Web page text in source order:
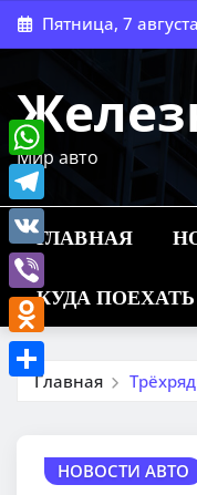
Перейти
к
Пятница, 7
Мир авто
ГЛАВНАЯ
КУДА ПОЕХАТЬ
Главная
НОВОСТИ АВТО
WhatsApp
Telegram
VK
Viber
Odnoklassniki
Отправить